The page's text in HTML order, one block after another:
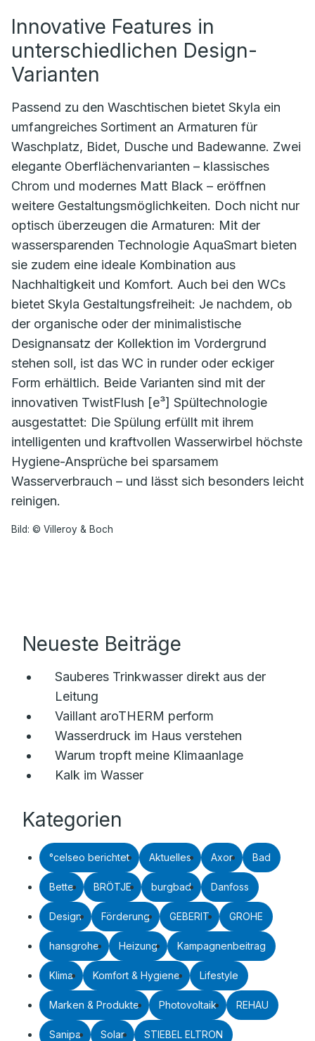
Innovative Features in
unterschiedlichen Design-
Varianten
Passend zu den Waschtischen bietet Skyla ein
umfangreiches Sortiment an Armaturen für
Waschplatz, Bidet, Dusche und Badewanne. Zwei
elegante Oberflächenvarianten – klassisches
Chrom und modernes Matt Black – eröffnen
weitere Gestaltungsmöglichkeiten. Doch nicht nur
optisch überzeugen die Armaturen: Mit der
wassersparenden Technologie AquaSmart bieten
sie zudem eine ideale Kombination aus
Nachhaltigkeit und Komfort. Auch bei den WCs
bietet Skyla Gestaltungsfreiheit: Je nachdem, ob
der organische oder der minimalistische
Designansatz der Kollektion im Vordergrund
stehen soll, ist das WC in runder oder eckiger
Form erhältlich. Beide Varianten sind mit der
innovativen TwistFlush [e³] Spültechnologie
ausgestattet: Die Spülung erfüllt mit ihrem
intelligenten und kraftvollen Wasserwirbel höchste
Hygiene-Ansprüche bei sparsamem
Wasserverbrauch – und lässt sich besonders leicht
reinigen.
Bild: © Villeroy & Boch
Neueste Beiträge
Sauberes Trinkwasser direkt aus der
Leitung
Vaillant aroTHERM perform
Wasserdruck im Haus verstehen
Warum tropft meine Klimaanlage
Kalk im Wasser
Kategorien
°celseo berichtet Aktuelles Axor Bad
Bette BRÖTJE burgbad Danfoss
Design Förderung GEBERIT GROHE
hansgrohe Heizung Kampagnenbeitrag
Klima Komfort & Hygiene Lifestyle
Marken & Produkte Photovoltaik REHAU
Sanipa Solar STIEBEL ELTRON